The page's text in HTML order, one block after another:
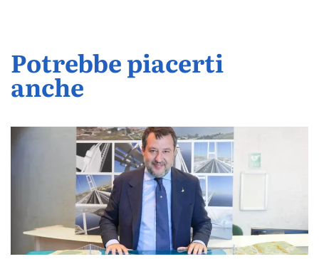
Potrebbe piacerti
anche